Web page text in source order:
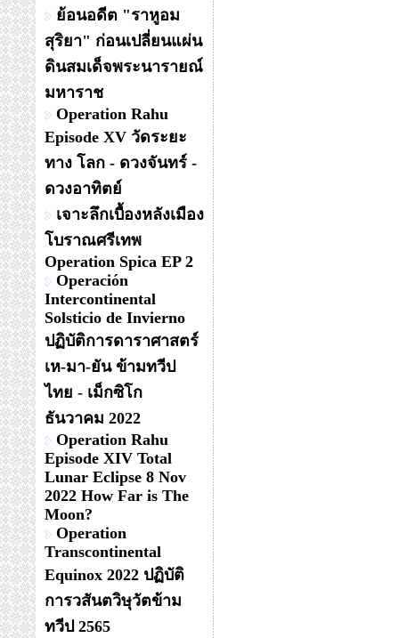
ย้อนอดีต "ราหูอม
สุริยา" ก่อนเปลี่ยนแผ่น
ดินสมเด็จพระนารายณ์
มหาราช
Operation Rahu
Episode XV วัดระยะ
ทาง โลก - ดวงจันทร์ -
ดวงอาทิตย์
เจาะลึกเบื้องหลังเมือง
โบราณศรีเทพ
Operation Spica EP 2
Operación
Intercontinental
Solsticio de Invierno
ปฏิบัติการดาราศาสตร์
เห-มา-ยัน ข้ามทวีป
ไทย - เม็กซิโก
ธันวาคม 2022
Operation Rahu
Episode XIV Total
Lunar Eclipse 8 Nov
2022 How Far is The
Moon?
Operation
Transcontinental
Equinox 2022 ปฏิบัติ
การวสันตวิษุวัตข้าม
ทวีป 2565